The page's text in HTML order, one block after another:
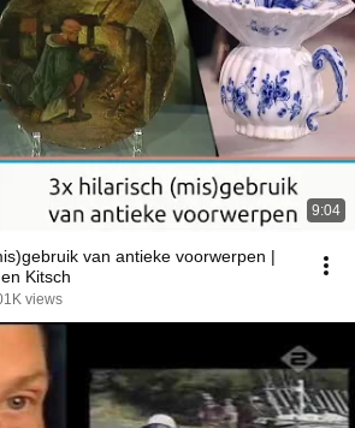
9:04
van antieke voorwerpen |
Kitsch
views